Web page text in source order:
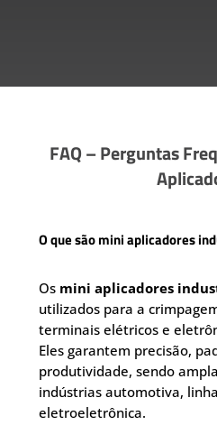
FAQ – Perguntas
O que são mini aplicadores
Os mini aplicadores
utilizados para a
terminais elétricos e
Eles garantem precisão,
produtividade, sendo
indústrias automotiva,
eletroeletrônica.